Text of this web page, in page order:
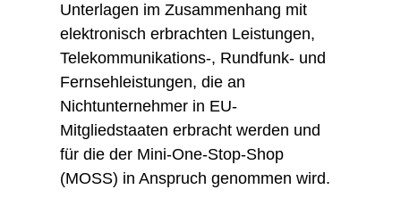
Unterlagen im Zusammenhang mit
elektronisch erbrachten Leistungen,
Telekommunikations-, Rundfunk- und
Fernsehleistungen, die an
Nichtunternehmer in EU-
Mitgliedstaaten erbracht werden und
für die der Mini-One-Stop-Shop
(MOSS) in Anspruch genommen wird.